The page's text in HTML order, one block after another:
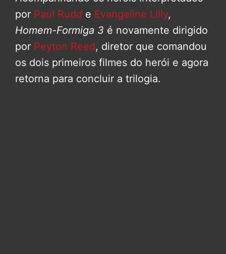
por Paul Rudd e Evangeline Lilly,
Homem-Formiga 3 é novamente dirigido
por Peyton Reed, diretor que comandou
os dois primeiros filmes do herói e agora
retorna para concluir a trilogia.